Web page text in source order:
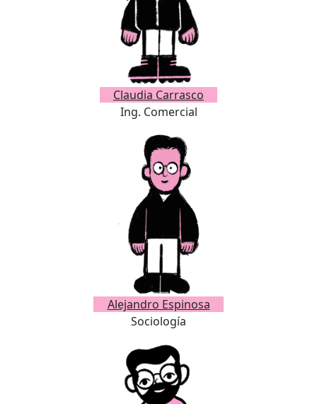
Claudia Carrasco
Ing. Comercial
Alejandro Espinosa
Sociología